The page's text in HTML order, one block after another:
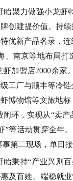
眙聚力做强小龙虾
创建提价值。持
优新产品名录，连
、南京等地布局打
虾加盟店2000余家。
工厂与顺丰等冷
博物馆等文旅地
闭环，实现从“卖产
”等活动贯穿全年。
第二现场，单日
眙秉持“产业兴则
及百姓。 端稳就业